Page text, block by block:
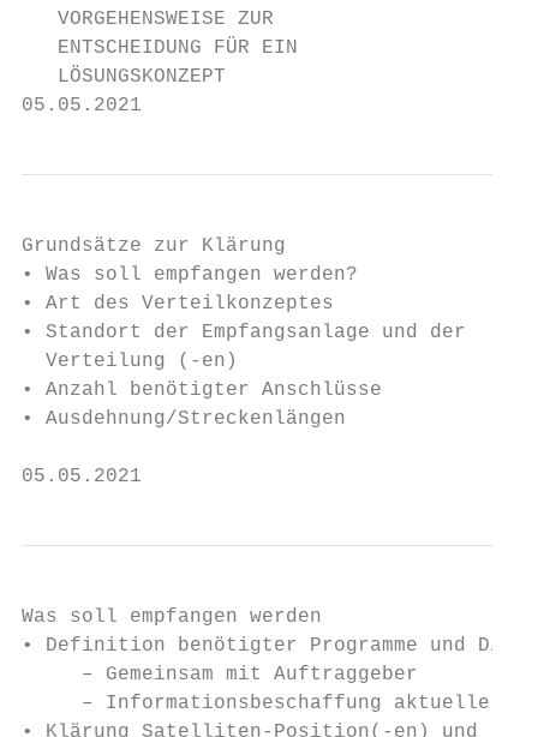
   VORGEHENSWEISE ZUR
   ENTSCHEIDUNG FÜR EIN
   LÖSUNGSKONZEPT
05.05.2021
Grundsätze zur Klärung
• Was soll empfangen werden?
• Art des Verteilkonzeptes
• Standort der Empfangsanlage und der
  Verteilung (-en)
• Anzahl benötigter Anschlüsse
• Ausdehnung/Streckenlängen
05.05.2021                              18
Was soll empfangen werden
• Definition benötigter Programme und
     – Gemeinsam mit Auftraggeber
– Informationsbeschaffung aktuelle
• Klärung Satelliten-Position(-en) und